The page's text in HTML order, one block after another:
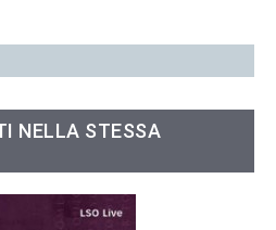
NELLA STESSA